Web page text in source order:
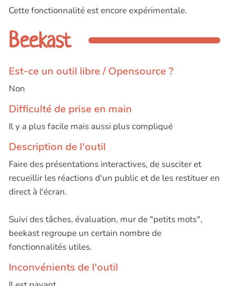
Cette fonctionnalité est encore expérimentale.
Beekast
Est-ce un outil libre / Opensource ?
Non
Difficulté de prise en main
Il y a plus facile mais aussi plus compliqué
Description de l'outil
Faire des présentations interactives, de susciter et
recueillir les réactions d'un public et de les restituer en
direct à l'écran.
Suivi des tâches, évaluation, mur de "petits mots",
beekast regroupe un certain nombre de
fonctionnalités utiles.
Inconvénients de l'outil